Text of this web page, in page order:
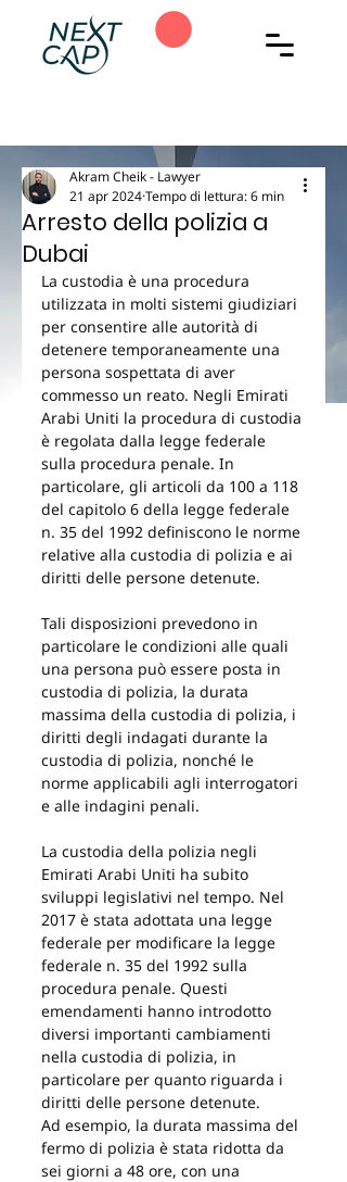
Arresto della polizia a
Dubai
Akram Cheik - Lawyer
21 apr 2024Tempo di lettura: 6 min
La custodia è una procedura
utilizzata in molti sistemi giudiziari
per consentire alle autorità di
detenere temporaneamente una
persona sospettata di aver
commesso un reato. Negli Emirati
Arabi Uniti la procedura di custodia
è regolata dalla legge federale
sulla procedura penale. In
particolare, gli articoli da 100 a 118
del capitolo 6 della legge federale
n. 35 del 1992 definiscono le norme
relative alla custodia di polizia e ai
diritti delle persone detenute.
Tali disposizioni prevedono in
particolare le condizioni alle quali
una persona può essere posta in
custodia di polizia, la durata
massima della custodia di polizia, i
diritti degli indagati durante la
custodia di polizia, nonché le
norme applicabili agli interrogatori
e alle indagini penali.
La custodia della polizia negli
Emirati Arabi Uniti ha subito
sviluppi legislativi nel tempo. Nel
2017 è stata adottata una legge
federale per modificare la legge
federale n. 35 del 1992 sulla
procedura penale. Questi
emendamenti hanno introdotto
diversi importanti cambiamenti
nella custodia di polizia, in
particolare per quanto riguarda i
diritti delle persone detenute.
Ad esempio, la durata massima del
fermo di polizia è stata ridotta da
sei giorni a 48 ore, con una